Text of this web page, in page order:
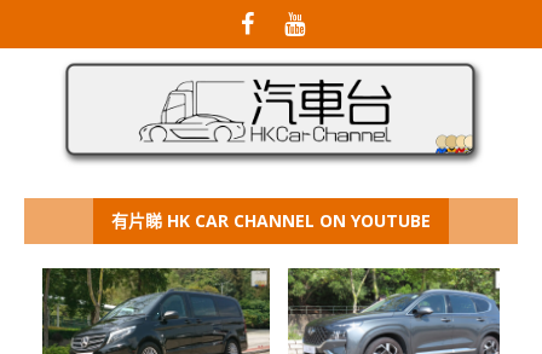
有片睇 HK CAR CHANNEL ON YOUTUBE